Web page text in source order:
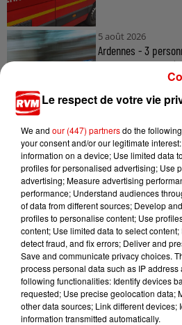
5 août 2026
Ardennes - 3
collision entre 3
5 août 2026
Ardennes - Des
Les Gendarmes »
TITRES DIFFUSÉS
Le respect de votre vie
We and our (447) partnersdo the
your consent and/or our legitimate
information on a device; Use limited data
profiles for personalised advertising; Use
advertising; Measure advertising
performance; Understand audiences
of data from different sources; Develop
profiles to personalise content; Use
content; Use limited data to select
detect fraud, and fix errors; Deliver and
Save and communicate privacy choices.
process personal data such as IP
following functionalities: Identify devices
requested; Use precise geolocation data;
other data sources; Link different devices;
information transmitted automatically.